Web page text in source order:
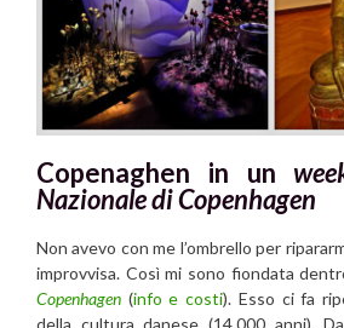
Copenaghen in un
Nazionale di Copenhagen
Non avevo con me l’ombrello per
improvvisa. Così mi sono fiondata
Copenhagen (info e costi). Esso ci fa
della cultura danese (14.000 anni).